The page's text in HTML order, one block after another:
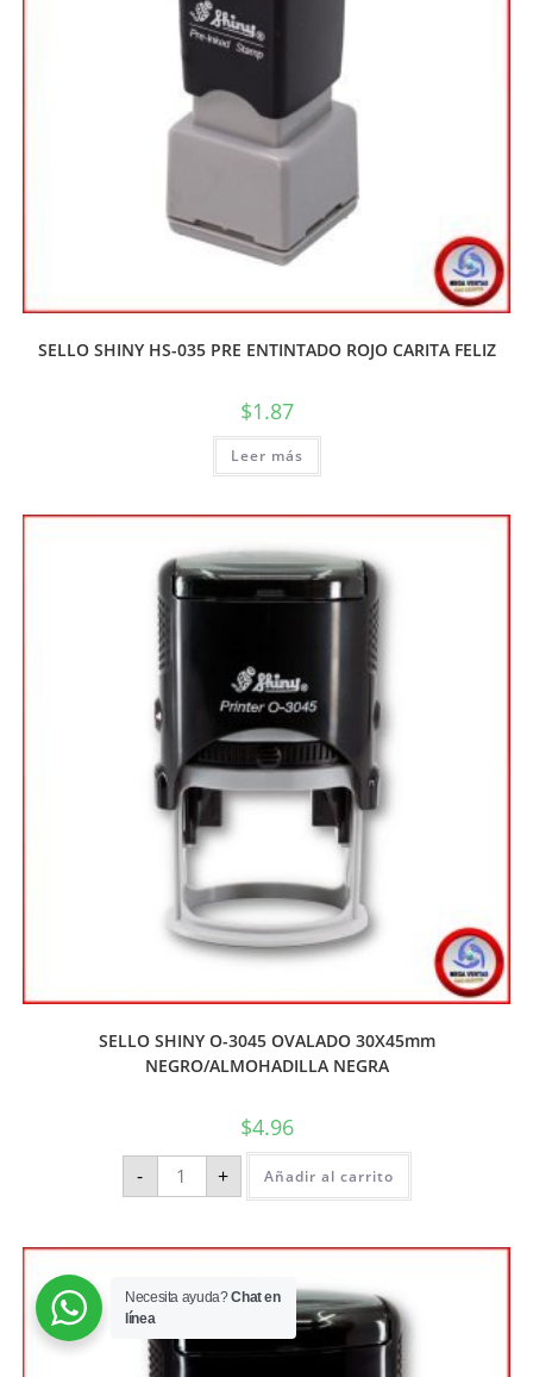
SELLO SHINY HS-035 PRE ENTINTADO ROJO CARITA FELIZ
$1.87
Leer más
SELLO SHINY O-3045 OVALADO 30X45mm
NEGRO/ALMOHADILLA NEGRA
$4.96
- + Añadir al carrito
Necesita ayuda?Chat en
línea